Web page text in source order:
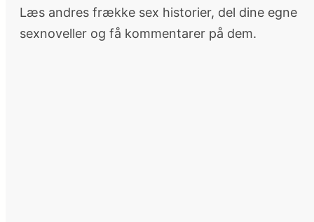
Læs andres frække sex historier, del dine egne
sexnoveller og få kommentarer på dem.